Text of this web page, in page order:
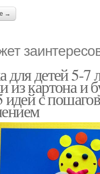
→
для детей 5-7
из картона и
идей с